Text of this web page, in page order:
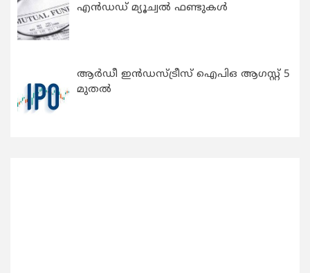
എന്‍ഡഡ് മ്യൂച്വല്‍ ഫണ്ടുകള്‍
ആർഡീ ഇൻഡസ്ട്രീസ് ഐപിഒ ആഗസ്റ്റ് 5
മുതൽ